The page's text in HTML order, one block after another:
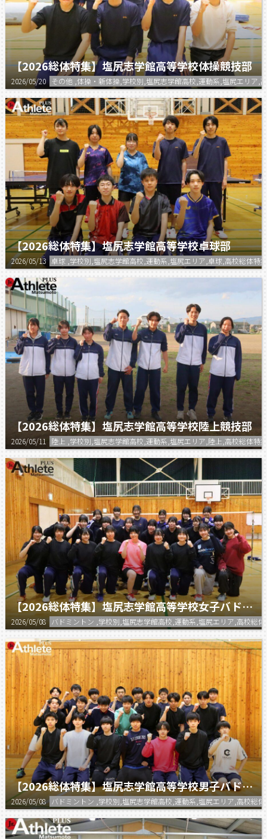
【2026総体特集】塩尻志学館高等学校体操競技部
2026/05/20 その他 ,体操・新体操,学校別,塩尻志学館高校,運動系,塩尻エリア,
【2026総体特集】塩尻志学館高等学校卓球部
2026/05/13 卓球 ,学校別,塩尻志学館高校,運動系,塩尻エリア,卓球,高校総体特
【2026総体特集】塩尻志学館高等学校陸上競技部
2026/05/11 陸上 ,学校別,塩尻志学館高校,運動系,塩尻エリア,陸上,高校総体特
【2026総体特集】塩尻志学館高等学校女子バドミントン部
2026/05/08 バドミントン ,学校別,塩尻志学館高校,運動系,塩尻エリア,高校総
【2026総体特集】塩尻志学館高等学校男子バドミントン部
2026/05/08 バドミントン ,学校別,塩尻志学館高校,運動系,塩尻エリア,高校総